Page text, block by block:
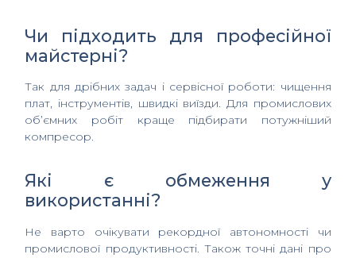
Чи підходить для професійної
майстерні?
Так для дрібних задач і сервісної роботи: чищення
плат, інструментів, швидкі виїзди. Для промислових
об’ємних робіт краще підбирати потужніший
компресор.
Які є обмеження у
використанні?
Не варто очікувати рекордної автономності чи
промислової продуктивності. Також точні дані про